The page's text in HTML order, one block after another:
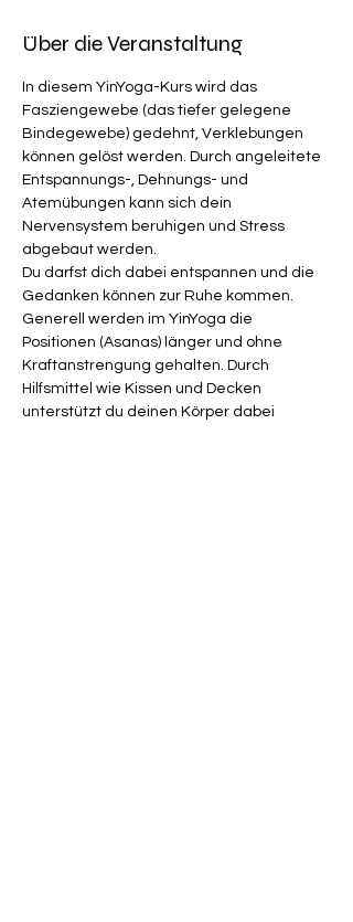
Über die Veranstaltung
In diesem YinYoga-Kurs wird das
Fasziengewebe (das tiefer gelegene
Bindegewebe) gedehnt, Verklebungen
können gelöst werden. Durch angeleitete
Entspannungs-, Dehnungs- und
Atemübungen kann sich dein
Nervensystem beruhigen und Stress
abgebaut werden.
Du darfst dich dabei entspannen und die
Gedanken können zur Ruhe kommen.
Generell werden im YinYoga die
Positionen (Asanas) länger und ohne
Kraftanstrengung gehalten. Durch
Hilfsmittel wie Kissen und Decken
unterstützt du deinen Körper dabei